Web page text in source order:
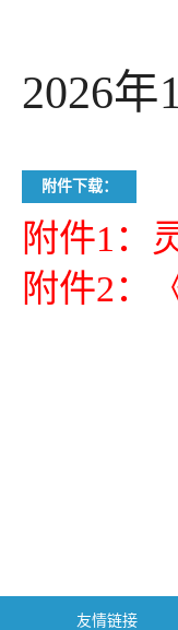
2026年
附件下载：
附件1：
附件2：
友情链接